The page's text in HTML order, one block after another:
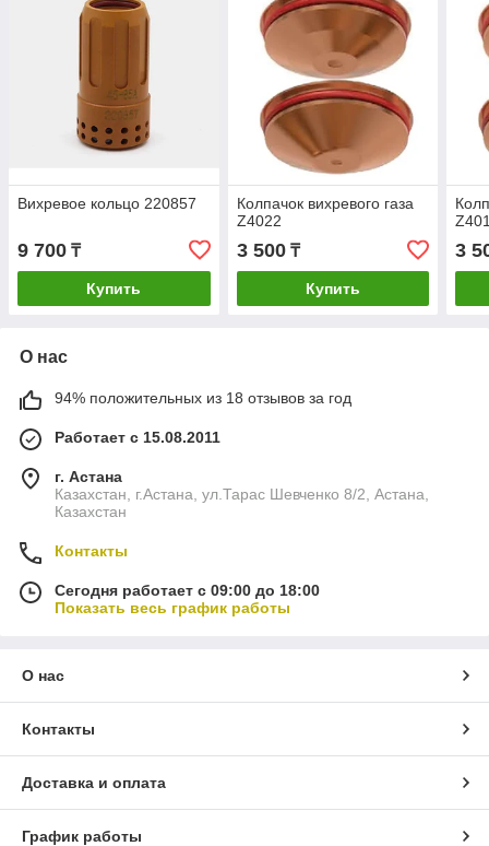
Вихревое кольцо 220857
9 700 ₸
Купить
Колпачок вихревого газа
Z4022
3 500₸
Купить
3
О нас
94% положительных из 18 отзывов за год
Работает с 15.08.2011
г. Астана
Казахстан, г.Астана, ул.Тарас Шевченко 8/2, Астана,
Казахстан
Контакты
Сегодня работает с 09:00 до 18:00
Показать весь график работы
О нас
Контакты
Доставка и оплата
График работы